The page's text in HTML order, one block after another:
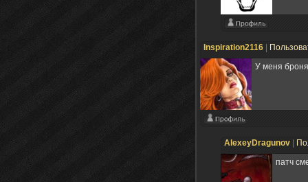
Inspiration2116
У меня
AlexeyDragunov
патч